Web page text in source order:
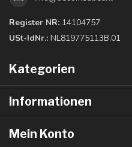
Register NR: 14104757
USt-IdNr.: NL819775113B.01
Kategorien
Informationen
Mein Konto